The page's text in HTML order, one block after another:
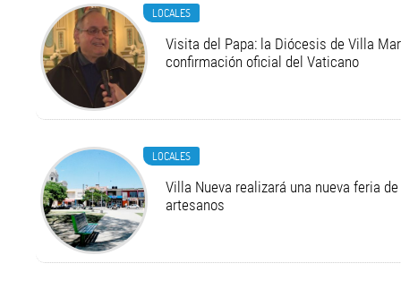
LOCALES
Visita del Papa: la Diócesis de Villa
confirmación oficial del Vaticano
LOCALES
Villa Nueva realizará una nueva feria
artesanos